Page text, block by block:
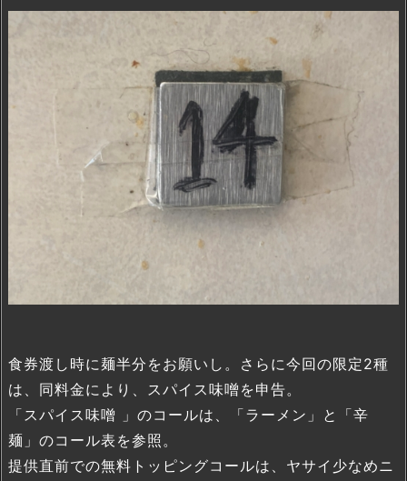
食券渡し時に麺半分をお願いし。さらに今回の限定2種
は、同料金により、スパイス味噌を申告。
「スパイス味噌 」のコールは、「ラーメン」と「辛
麺」のコール表を参照。
提供直前での無料トッピングコールは、ヤサイ少なめニ